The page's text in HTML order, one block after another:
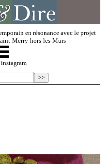
en résonance avec le projet
Merry-hors-les-Murs
& D